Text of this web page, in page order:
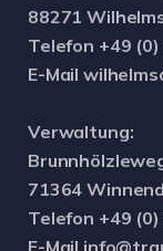
88271
Telefon +49
E-Mail
Verwaltung:
71364
Telefon +49
E-Mail